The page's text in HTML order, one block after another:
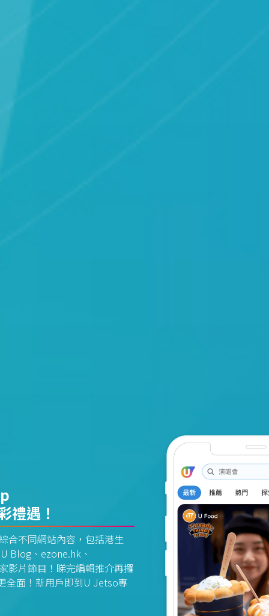
禮遇！
合不同網站內容，包括港生
Blog、ezone.hk、
影片節目！睇完編輯推介再攞
全面！新用戶即到U Jetso專